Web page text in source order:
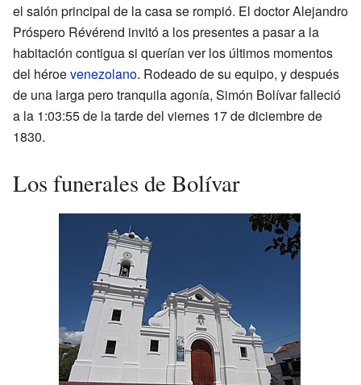
el salón principal de la casa se rompió. El doctor Alejandro
Próspero Révérend invitó a los presentes a pasar a la
habitación contigua si querían ver los últimos momentos
del héroevenezolano. Rodeado de su equipo, y después
de una larga pero tranquila agonía, Simón Bolívar falleció
a la 1:03:55 de la tarde del viernes 17 de diciembre de
1830.
Los funerales de Bolívar